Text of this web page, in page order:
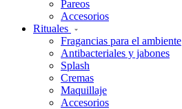
Pareos
Accesorios
Rituales
Fragancias para el ambiente
Antibacteriales y jabones
Splash
Cremas
Maquillaje
Accesorios